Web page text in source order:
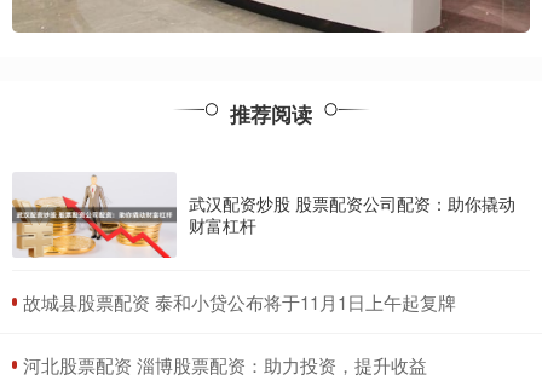
推荐阅读
武汉配资炒股 股票配资公司配资：助你撬动
财富杠杆
​故城县股票配资 泰和小贷公布将于11月1日上午起复牌
​河北股票配资 淄博股票配资：助力投资，提升收益